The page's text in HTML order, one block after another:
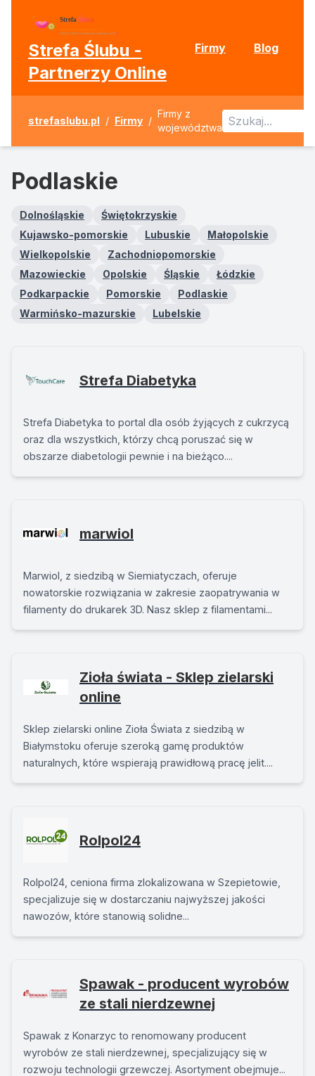
Strefa Ślubu -
Partnerzy Online
Firmy Blog
strefaslubu.pl / Firmy /
Firmy z
województwa
Podlaskie
Dolnośląskie
Świętokrzyskie
Kujawsko-pomorskie
Lubuskie
Małopolskie
Wielkopolskie
Zachodniopomorskie
Mazowieckie
Opolskie Śląskie
Łódzkie
Podkarpackie
Pomorskie
Podlaskie
Warmińsko-mazurskie
Lubelskie
Strefa Diabetyka
Strefa Diabetyka to portal dla osób żyjących z cukrzycą
oraz dla wszystkich, którzy chcą poruszać się w
obszarze diabetologii pewnie i na bieżąco....
marwiol
Marwiol, z siedzibą w Siemiatyczach, oferuje
nowatorskie rozwiązania w zakresie zaopatrywania w
filamenty do drukarek 3D. Nasz sklep z filamentami...
Zioła świata - Sklep zielarski
online
Sklep zielarski online Zioła Świata z siedzibą w
Białymstoku oferuje szeroką gamę produktów
naturalnych, które wspierają prawidłową pracę jelit....
Rolpol24
Rolpol24, ceniona firma zlokalizowana w Szepietowie,
specjalizuje się w dostarczaniu najwyższej jakości
nawozów, które stanowią solidne...
Spawak - producent wyrobów
ze stali nierdzewnej
Spawak z Konarzyc to renomowany producent
wyrobów ze stali nierdzewnej, specjalizujący się w
rozwoju technologii grzewczej. Asortyment obejmuje...